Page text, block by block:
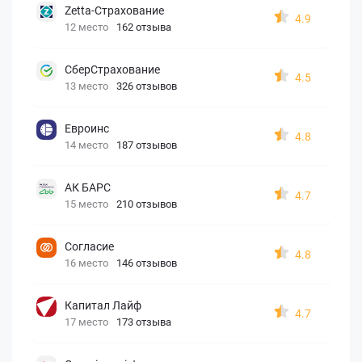
Zetta-Страхование
12 место 162 отзыва
4.9
СберСтрахование
13 место 326 отзывов
4.5
Евроинс
14 место 187 отзывов
4.8
АК БАРС
15 место 210 отзывов
4.7
Согласие
16 место 146 отзывов
4.8
Капитал Лайф
17 место 173 отзыва
4.7